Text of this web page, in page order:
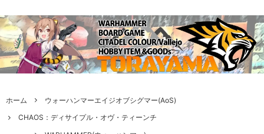
ホーム
ウォーハンマーエイジオブシグマー(AoS)
CHAOS：ディサイプル・オヴ・ティーンチ